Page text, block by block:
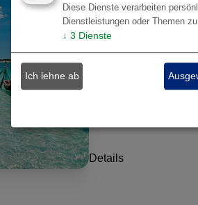
Jericoacoara
Schöner kleiner
Details
Diese Dienste verarbeiten
Dienstleistungen oder Themen
↓ 3 Dienste
Ich lehne ab